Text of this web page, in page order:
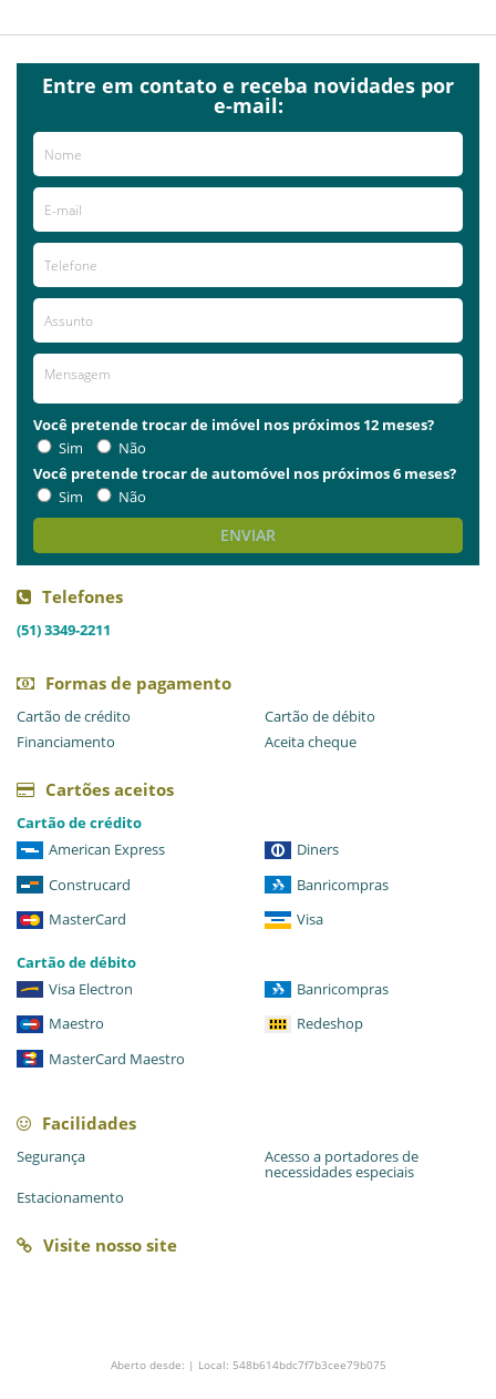
Entre em contato e receba novidades por
e-mail:
Você pretende trocar de imóvel nos próximos 12 meses?
Sim
Não
Você pretende trocar de automóvel nos próximos 6 meses?
Sim
Não
ENVIAR
Telefones
(51) 3349-2211
Formas de pagamento
Cartão de crédito
Cartão de débito
Financiamento
Aceita cheque
Cartões aceitos
Cartão de crédito
American Express
Diners
Construcard
Banricompras
MasterCard
Visa
Cartão de débito
Visa Electron
Banricompras
Maestro
Redeshop
MasterCard Maestro
Facilidades
Segurança Acesso a portadores de
necessidades especiais
Estacionamento
Visite nosso site
Aberto desde: | Local: 548b614bdc7f7b3cee79b075